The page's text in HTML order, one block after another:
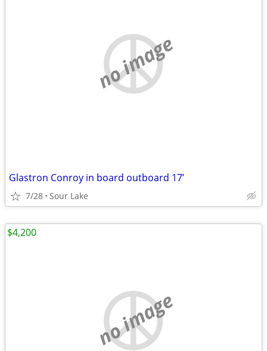
no image
Glastron Conroy in board outboard 17’
7/28 Sour Lake
no image
$4,200